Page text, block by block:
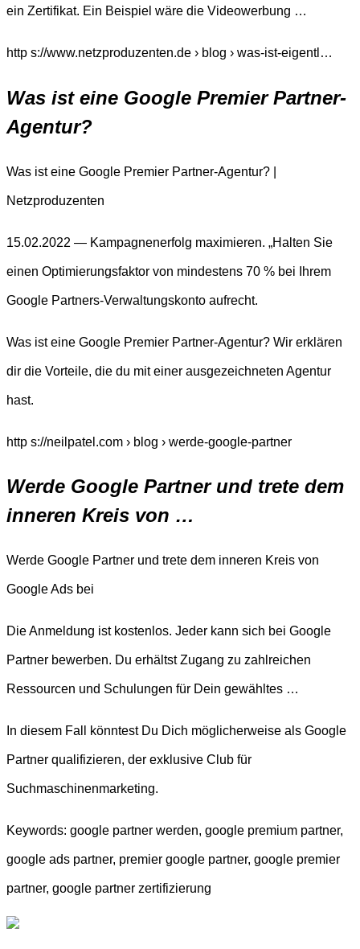
ein Zertifikat. Ein Beispiel wäre die Videowerbung …
http s://www.netzproduzenten.de › blog › was-ist-eigentl…
Was ist eine Google Premier Partner-
Agentur?
Was ist eine Google Premier Partner-Agentur? |
Netzproduzenten
15.02.2022 — Kampagnenerfolg maximieren. „Halten Sie
einen Optimierungsfaktor von mindestens 70 % bei Ihrem
Google Partners-Verwaltungskonto aufrecht.
Was ist eine Google Premier Partner-Agentur? Wir erklären
dir die Vorteile, die du mit einer ausgezeichneten Agentur
hast.
http s://neilpatel.com › blog › werde-google-partner
Werde Google Partner und trete dem
inneren Kreis von …
Werde Google Partner und trete dem inneren Kreis von
Google Ads bei
Die Anmeldung ist kostenlos. Jeder kann sich bei Google
Partner bewerben. Du erhältst Zugang zu zahlreichen
Ressourcen und Schulungen für Dein gewähltes …
In diesem Fall könntest Du Dich möglicherweise als Google
Partner qualifizieren, der exklusive Club für
Suchmaschinenmarketing.
Keywords: google partner werden, google premium partner,
google ads partner, premier google partner, google premier
partner, google partner zertifizierung